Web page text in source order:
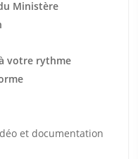
Ministère
votre rythme
et documentation